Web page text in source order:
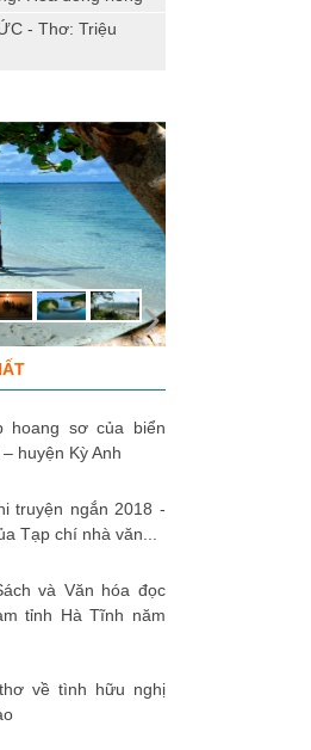
ĐỒNG ĐỘI ƠI, CÁC ANH ĐÃ
TRỞ VỀ!
- Thơ: Triệu
hoang sơ của biển
huyện Kỳ Anh
truyện ngắn 2018 -
Tạp chí nhà văn...
và Văn hóa đọc
tỉnh Hà Tĩnh năm
về tình hữu nghị